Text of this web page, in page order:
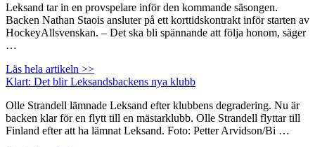
Leksand tar in en provspelare inför den kommande säsongen.
Backen Nathan Staois ansluter på ett korttidskontrakt inför starten av
HockeyAllsvenskan. – Det ska bli spännande att följa honom, säger
…
Läs hela artikeln >>
Klart: Det blir Leksandsbackens nya klubb
Olle Strandell lämnade Leksand efter klubbens degradering. Nu är
backen klar för en flytt till en mästarklubb. Olle Strandell flyttar till
Finland efter att ha lämnat Leksand. Foto: Petter Arvidson/Bi …